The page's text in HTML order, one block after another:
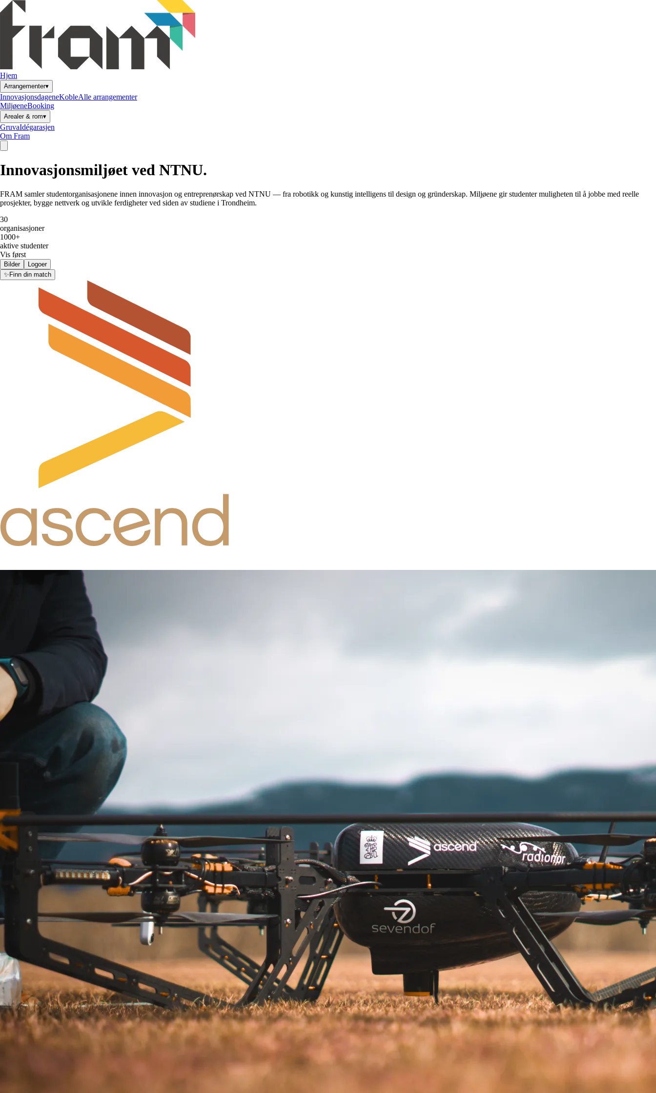
Hjem
Arrangementer▾
InnovasjonsdageneKobleAlle arrangementer
MiljøeneBooking
Arealer & rom▾
GruvaIdégarasjen
Om Fram
Innovasjonsmiljøet ved NTNU.
FRAM samler studentorganisasjonene innen innovasjon og entreprenørskap ved NTNU — fra robotikk og kunstig intelligens til design og gründerskap. Miljøene gir studenter muligheten til å jobbe med reelle
prosjekter, bygge nettverk og utvikle ferdigheter ved siden av studiene i Trondheim.
30
organisasjoner
1000+
aktive studenter
Vis først
Bilder
Logoer
✨ Finn din match